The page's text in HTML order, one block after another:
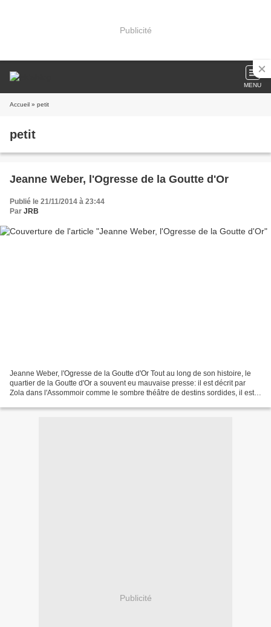
Publicité
MENU
Accueil » petit
petit
Jeanne Weber, l'Ogresse de la Goutte d'Or
Publié le 21/11/2014 à 23:44
Par JRB
Jeanne Weber, l'Ogresse de la Goutte d'Or Tout au long de son histoire, le
quartier de la Goutte d'Or a souvent eu mauvaise presse: il est décrit par
Zola dans l'Assommoir comme le sombre théâtre de destins sordides, il est
Publicité